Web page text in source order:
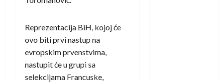
Reprezentacija BiH, kojoj će
ovo biti prvi nastup na
evropskim prvenstvima,
nastupit će u grupi sa
selekcijama Francuske,